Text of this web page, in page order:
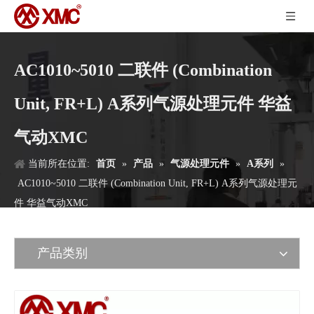
AC1010~5010 二联件 (Combination
Unit, FR+L) A系列气源处理元件 华益
气动XMC
当前所在位置: 首页 » 产品 » 气源处理元件 » A系列
»
AC1010~5010 二联件 (Combination Unit, FR+L) A系列气源处理元
件 华益气动XMC
产品类别